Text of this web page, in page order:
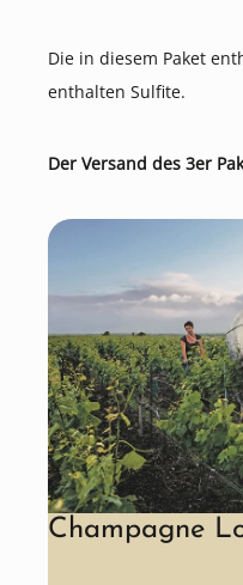
Die in diesem Paket
enthalten Sulfite.
Der Versand des 3er
Champagne